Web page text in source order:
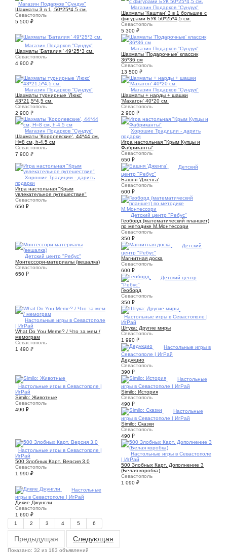
Магазин Подарков "Сундук"
Шахматы 3 в 1, 50*25*4,5 см.
Севастополь
5 500 ₽
Магазин Подарков "Сундук"
Шахматы 'Каштан' 3 в 1 большие с
фигурами БУК 50*25*4,5 см.
Севастополь
5 300 ₽
Магазин Подарков "Сундук"
Шахматы 'Баталия ' 49*25*3 см.
Севастополь
4 900 ₽
Магазин Подарков "Сундук"
Шахматы 'Подарочные' классик
36*36 см
Севастополь
13 500 ₽
Магазин Подарков "Сундук"
Шахматы турнирные 'Люкс'
43*21,5*4,5 см.
Севастополь
2 900 ₽
Магазин Подарков "Сундук"
Шахматы + нарды + шашки
'Махагон' 40*20 см.
Севастополь
2 900 ₽
Магазин Подарков "Сундук"
Шахматы 'Королевские', 44*44 см,
Н=8 см, h-4.5 см
Севастополь
7 900 ₽
Хорошие Традиции - дарить
подарки
Игра настольная "Крым Купцы и
Фабриканты"
Севастополь
650 ₽
Хорошие Традиции - дарить
подарки
Игра настольная "Крым
увлекательное путешествие"
Севастополь
650 ₽
Детский
центр "Ребус"
Башня 'Дженга'
Севастополь
600 ₽
Детский центр "Ребус"
Геоборд (математический планшет)
по методике М.Монтессори
Севастополь
350 ₽
Детский центр "Ребус"
Монтессори-материалы (вешалка)
Севастополь
650 ₽
Детский
центр "Ребус"
Магнитная доска
Севастополь
600 ₽
Детский центр
"Ребус"
Геоборд
Севастополь
350 ₽
Настольные игры в Севастополе
| ИгРай
What Do You Meme? / Что за мем /
мемограм
Севастополь
1 490 ₽
Настольные игры в Севастополе |
ИгРай
Штука: Другие миры
Севастополь
1 990 ₽
Настольные игры в
Севастополе | ИгРай
Дедукцио
Севастополь
390 ₽
Настольные игры в Севастополе |
ИгРай
Similo: Животные
Севастополь
490 ₽
Настольные
игры в Севастополе | ИгРай
Similo: История
Севастополь
490 ₽
Настольные
игры в Севастополе | ИгРай
Similo: Сказки
Севастополь
490 ₽
Настольные игры в Севастополе |
ИгРай
500 Злобных Карт. Версия 3.0
Севастополь
1 990 ₽
Настольные игры в Севастополе
| ИгРай
500 Злобных Карт. Дополнение 3
(Белая коробка)
Севастополь
1 090 ₽
Настольные
игры в Севастополе | ИгРай
Дикие Джунгли
Севастополь
1 690 ₽
1
2 3 4 5 6
Предыдущая Следующая
Показано: 32 из 183 объявлений